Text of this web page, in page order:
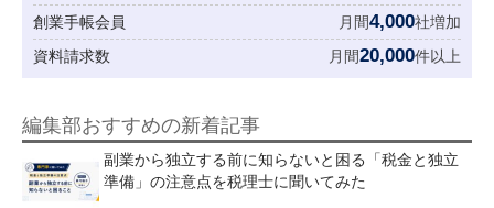
創業手帳会員
月間4,000社増加
資料請求数
月間20,000件以上
編集部おすすめの新着記事
副業から独立する前に知らないと困る「税金と独立
準備」の注意点を税理士に聞いてみた